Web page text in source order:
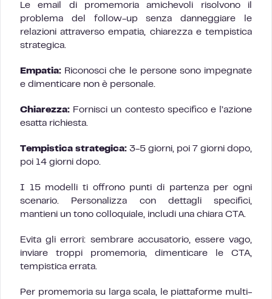
Le email di promemoria amichevoli risolvono il
problema del follow-up senza danneggiare le
relazioni attraverso empatia, chiarezza e tempistica
strategica.
Empatia: Riconosci che le persone sono impegnate
e dimenticare non è personale.
Chiarezza: Fornisci un contesto specifico e l’azione
esatta richiesta.
Tempistica strategica: 3-5 giorni, poi 7 giorni dopo,
poi 14 giorni dopo.
I 15 modelli ti offrono punti di partenza per ogni
scenario. Personalizza con dettagli specifici,
mantieni un tono colloquiale, includi una chiara CTA.
Evita gli errori: sembrare accusatorio, essere vago,
inviare troppi promemoria, dimenticare le CTA,
tempistica errata.
Per promemoria su larga scala, le piattaforme multi-